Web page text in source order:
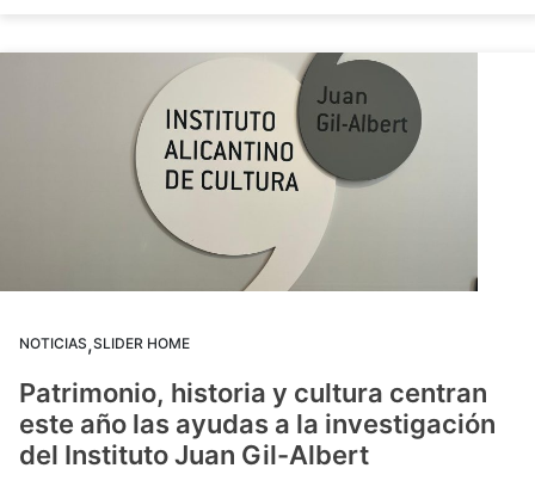
NOTICIAS,SLIDER HOME
Patrimonio, historia y cultura centran
este año las ayudas a la investigación
del Instituto Juan Gil-Albert